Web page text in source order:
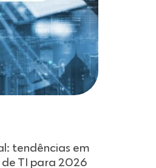
tendências em
TI para 2026